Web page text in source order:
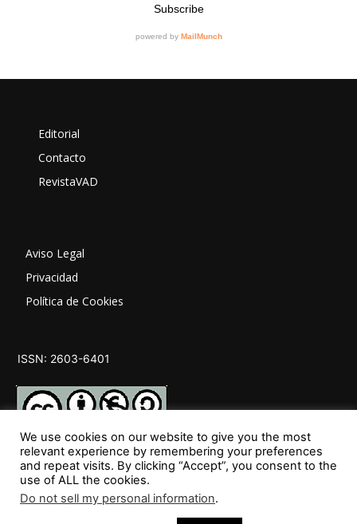
Editorial
Contacto
RevistaVAD
Aviso Legal
Privacidad
Política de Cookies
ISSN: 2603-6401
SÍGUENOS
We use cookies on our website to give you the most
relevant experience by remembering your preferences
and repeat visits. By clicking “Accept”, you consent to the
use of ALL the cookies.
Do not sell my personal information.